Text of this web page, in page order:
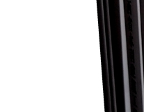
天津建设工程预算定额
广东省水利水电概预算定
四川省清单计价定额